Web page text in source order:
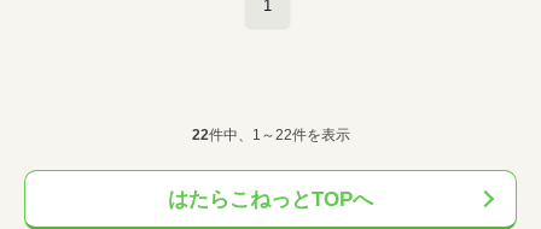
1
22件中、1～22件を表示
はたらこねっとTOPへ